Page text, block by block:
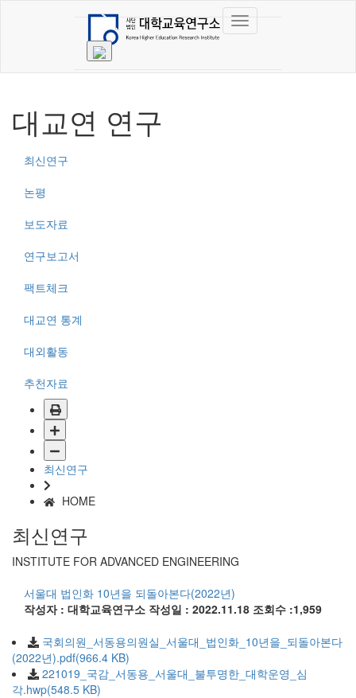
대교연 연구
최신연구
논평
보도자료
연구보고서
팩트체크
대교연 통계
대외활동
추천자료
최신연구
HOME
최신연구
INSTITUTE FOR ADVANCED ENGINEERING
서울대 법인화 10년을 되돌아본다(2022년)
작성자 : 대학교육연구소 작성일 : 2022.11.18 조회수 :1,959
국회의원_서동용의원실_서울대_법인화_10년을_되돌아본다
(2022년).pdf(966.4 KB)
221019_국감_서동용_서울대_불투명한_대학운영_심
각.hwp(548.5 KB)